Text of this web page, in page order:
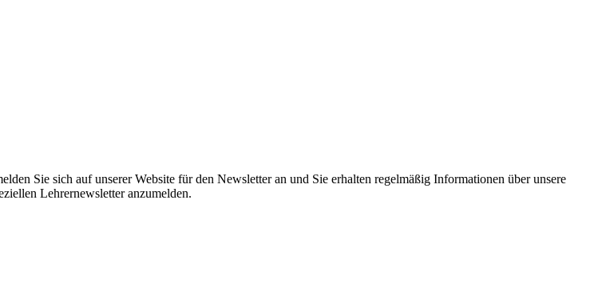
Sie sich auf unserer Website für den Newsletter an und Sie erhalten regelmäßig Informationen über unsere
Lehrernewsletter anzumelden.